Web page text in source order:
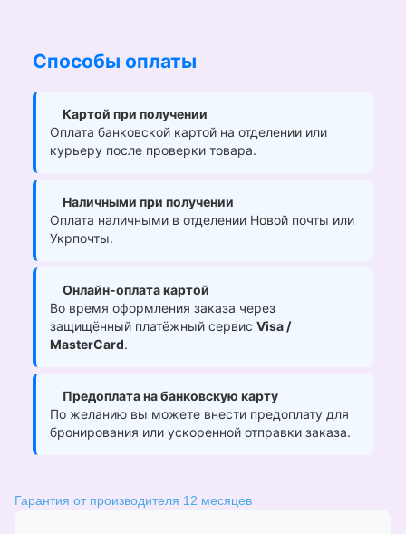
Способы оплаты
Картой при получении
Оплата банковской картой на отделении или
курьеру после проверки товара.
Наличными при получении
Оплата наличными в отделении Новой почты или
Укрпочты.
Онлайн-оплата картой
Во время оформления заказа через
защищённый платёжный сервис Visa /
MasterCard.
Предоплата на банковскую карту
По желанию вы можете внести предоплату для
бронирования или ускоренной отправки заказа.
Гарантия от производителя 12 месяцев